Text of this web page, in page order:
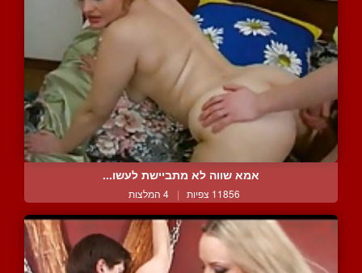
אמא שווה לא מתביישת לעשו...
11856 צפיות | 4 המלצות